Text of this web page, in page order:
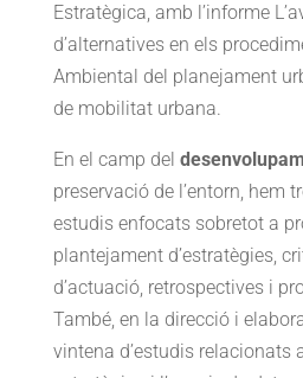
Estratègica, amb l’informe
d’alternatives en els
Ambiental del planejament
de mobilitat urbana.
En el camp del
preservació de l’entorn, hem
estudis enfocats sobretot a
plantejament d’estratègies,
d’actuació, retrospectives i
També, en la direcció i
vintena d’estudis relacionats